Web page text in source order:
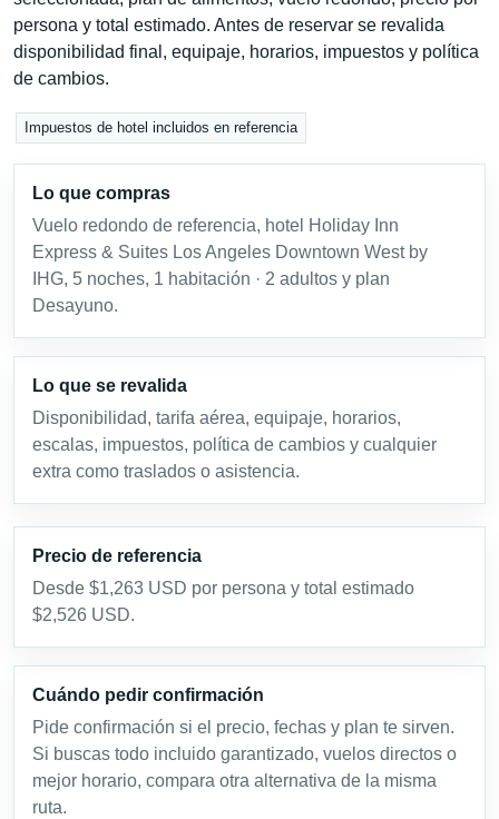
persona y total estimado. Antes de reservar se revalida
disponibilidad final, equipaje, horarios, impuestos y política
de cambios.
Impuestos de hotel incluidos en referencia
Lo que compras
Vuelo redondo de referencia, hotel Holiday Inn
Express & Suites Los Angeles Downtown West by
IHG, 5 noches, 1 habitación · 2 adultos y plan
Desayuno.
Lo que se revalida
Disponibilidad, tarifa aérea, equipaje, horarios,
escalas, impuestos, política de cambios y cualquier
extra como traslados o asistencia.
Precio de referencia
Desde $1,263 USD por persona y total estimado
$2,526 USD.
Cuándo pedir confirmación
Pide confirmación si el precio, fechas y plan te sirven.
Si buscas todo incluido garantizado, vuelos directos o
mejor horario, compara otra alternativa de la misma
ruta.